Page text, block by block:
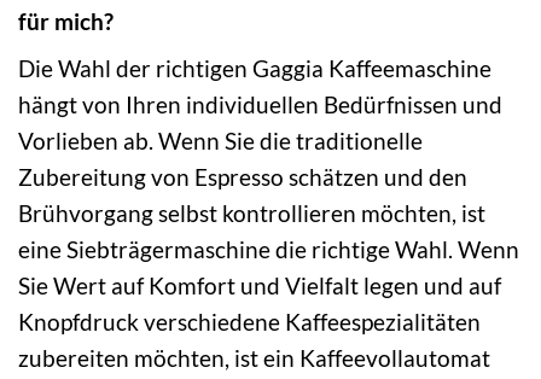
für mich?
Die Wahl der richtigen Gaggia Kaffeemaschine
hängt von Ihren individuellen Bedürfnissen und
Vorlieben ab. Wenn Sie die traditionelle
Zubereitung von Espresso schätzen und den
Brühvorgang selbst kontrollieren möchten, ist
eine Siebträgermaschine die richtige Wahl. Wenn
Sie Wert auf Komfort und Vielfalt legen und auf
Knopfdruck verschiedene Kaffeespezialitäten
zubereiten möchten, ist ein Kaffeevollautomat